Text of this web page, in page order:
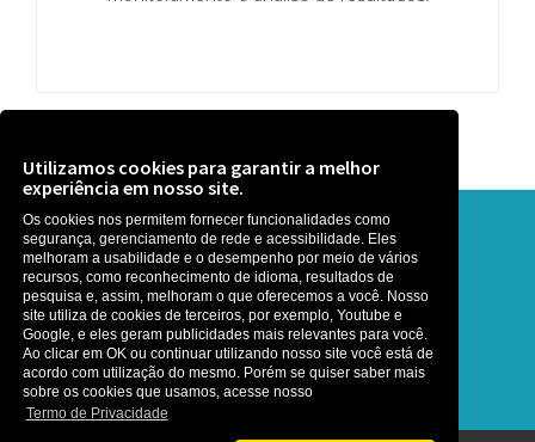
Utilizamos cookies para garantir a melhor
experiência em nosso site.
Os cookies nos permitem fornecer funcionalidades como
segurança, gerenciamento de rede e acessibilidade. Eles
melhoram a usabilidade e o desempenho por meio de vários
recursos, como reconhecimento de idioma, resultados de
pesquisa e, assim, melhoram o que oferecemos a você. Nosso
site utiliza de cookies de terceiros, por exemplo, Youtube e
Google, e eles geram publicidades mais relevantes para você.
Ao clicar em OK ou continuar utilizando nosso site você está de
acordo com utilização do mesmo. Porém se quiser saber mais
sobre os cookies que usamos, acesse nosso
Termo de Privacidade
Precisa de ajuda? Que tal uma
conversa ?
É rapidinho, somos gente boa :)